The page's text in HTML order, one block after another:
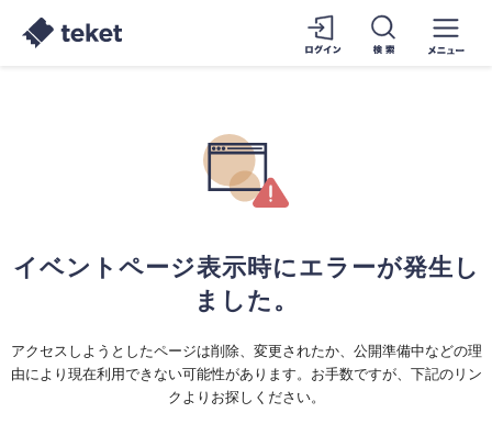
イベントページ表示時にエラーが発生し
ました。
アクセスしようとしたページは削除、変更されたか、公開準備中などの理
由により現在利用できない可能性があります。お手数ですが、下記のリン
クよりお探しください。